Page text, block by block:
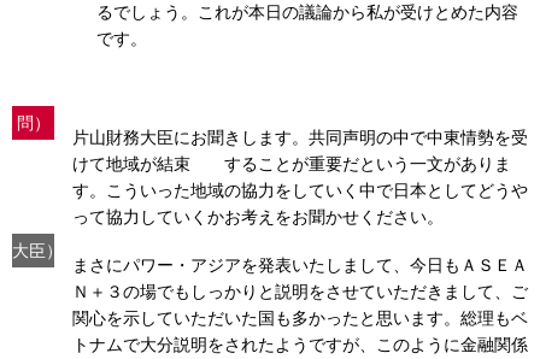
るでしょう。これが本日の議論から私が受けとめた内容
です。
問）
片山財務大臣にお聞きします。共同声明の中で中東情勢を受
けて地域が結束 することが重要だという一文がありま
す。こういった地域の協力をしていく中で日本としてどうや
って協力していくかお考えをお聞かせください。
大臣）
まさにパワー・アジアを発表いたしまして、今日もＡＳＥＡ
Ｎ＋３の場でもしっかりと説明をさせていただきまして、ご
関心を示していただいた国も多かったと思います。総理もベ
トナムで大分説明をされたようですが、このように金融関係